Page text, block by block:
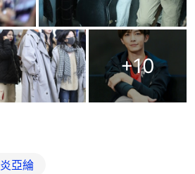
+10
炎亞綸